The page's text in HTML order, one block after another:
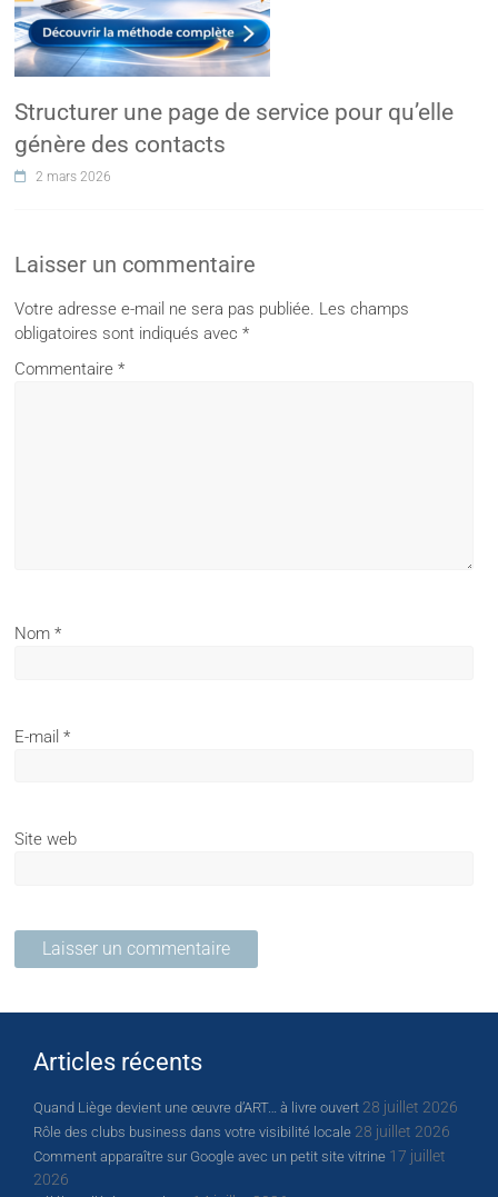
Structurer une page de service pour qu’elle
génère des contacts
2 mars 2026
Laisser un commentaire
Votre adresse e-mail ne sera pas publiée. Les champs
obligatoires sont indiqués avec*
Commentaire*
Nom*
E-mail*
Site web
Articles récents
Quand Liège devient une œuvre d’ART… à livre ouvert 28 juillet 2026
Rôle des clubs business dans votre visibilité locale 28 juillet 2026
Comment apparaître sur Google avec un petit site vitrine 17 juillet
2026